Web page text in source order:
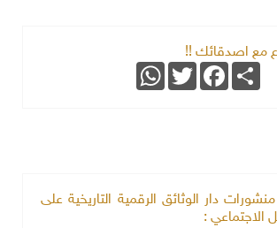
مع اصدقائك !!
Share
Facebook
Twitter
WhatsApp
دار الوثائق الرقمية التاريخية على
: